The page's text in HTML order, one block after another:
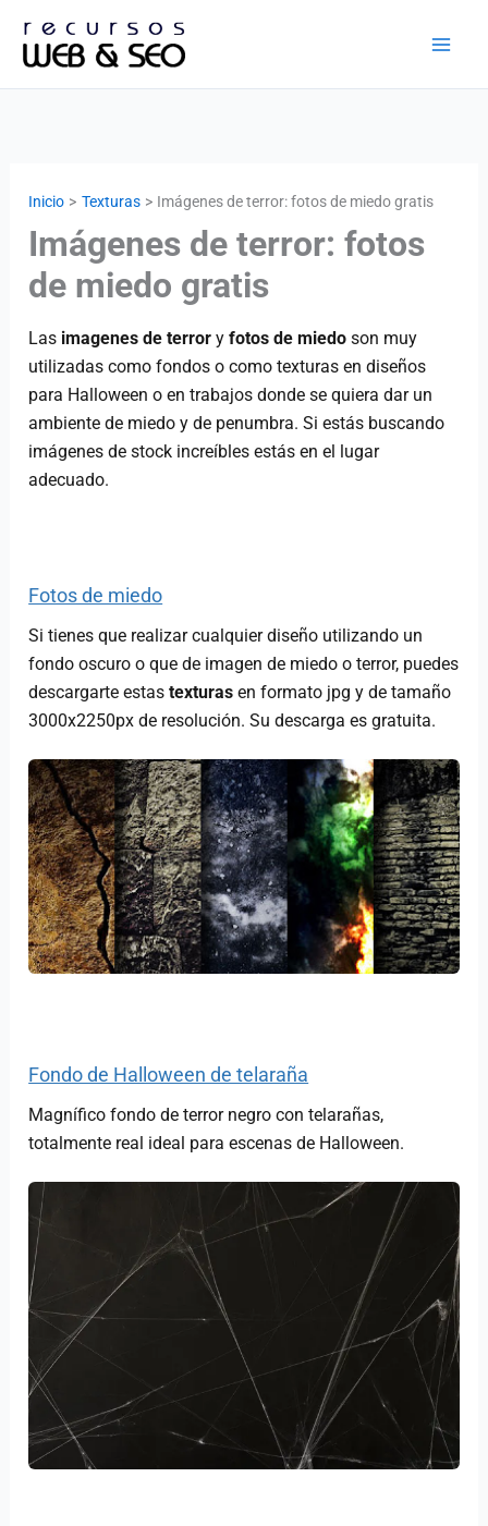
Inicio Texturas Imágenes de terror: fotos de miedo gratis
Imágenes de terror: fotos
de miedo gratis
Las imagenes de terror yfotos de miedo son muy
utilizadas como fondos o como texturas en diseños
para Halloween o en trabajos donde se quiera dar un
ambiente de miedo y de penumbra. Si estás buscando
imágenes de stock increíbles estás en el lugar
adecuado.
Fotos de miedo
Si tienes que realizar cualquier diseño utilizando un
fondo oscuro o que de imagen de miedo o terror, puedes
descargarte estastexturasen formato jpg y de tamaño
3000x2250px de resolución. Su descarga es gratuita.
Fondo de Halloween de telaraña
Magnífico fondo de terror negro con telarañas,
totalmente real ideal para escenas de Halloween.